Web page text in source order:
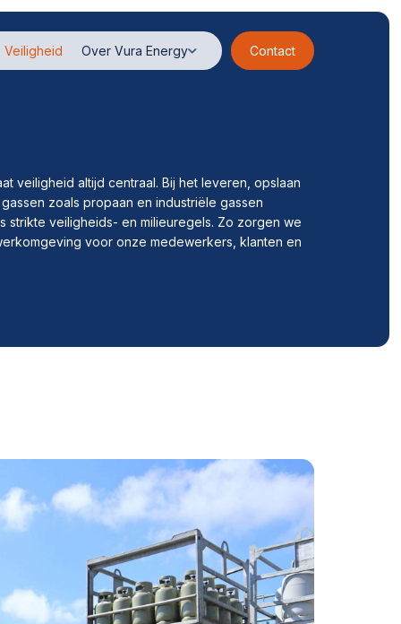
Veiligheid Over Vura Energy Contact
veiligheid altijd centraal. Bij het leveren, opslaan
zoals propaan en industriële gassen
strikte veiligheids- en milieuregels. Zo zorgen we
voor onze medewerkers, klanten en